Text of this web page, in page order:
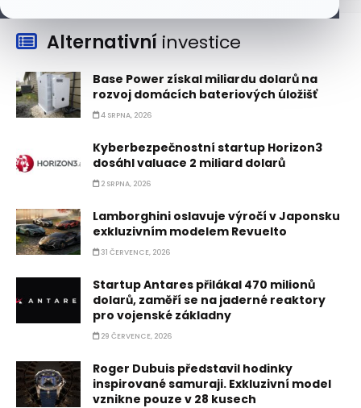
Alternativní investice
Base Power získal miliardu dolarů na
rozvoj domácích bateriových úložišť
4 SRPNA, 2026
Kyberbezpečnostní startup Horizon3
dosáhl valuace 2 miliard dolarů
2 SRPNA, 2026
Lamborghini oslavuje výročí v Japonsku
exkluzivním modelem Revuelto
31 ČERVENCE, 2026
Startup Antares přilákal 470 milionů
dolarů, zaměří se na jaderné reaktory
pro vojenské základny
29 ČERVENCE, 2026
Roger Dubuis představil hodinky
inspirované samuraji. Exkluzivní model
vznikne pouze v 28 kusech